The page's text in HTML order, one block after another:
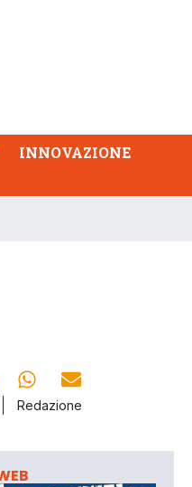
INNOVAZIONE
Redazione